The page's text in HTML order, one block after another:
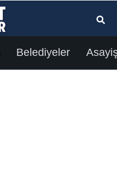
Belediyeler